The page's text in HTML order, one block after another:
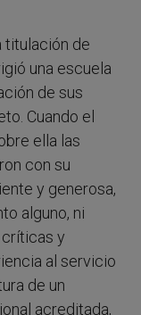
titulación de
una escuela
de sus
Cuando el
ella las
con su
y generosa,
alguno, ni
y
al servicio
de un
acreditada,